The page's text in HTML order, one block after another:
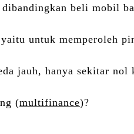
beli mobil
untuk memperoleh
jauh, hanya sekitar nol
(multifinance)?